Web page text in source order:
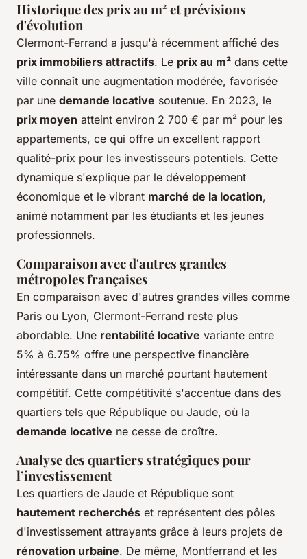
Historique des prix au m² et prévisions
d'évolution
Clermont-Ferrand a jusqu'à récemment affiché des
prix immobiliers attractifs. Le prix au m² dans cette
ville connaît une augmentation modérée, favorisée
par une demande locative soutenue. En 2023, le
prix moyen atteint environ 2 700 € par m² pour les
appartements, ce qui offre un excellent rapport
qualité-prix pour les investisseurs potentiels. Cette
dynamique s'explique par le développement
économique et le vibrant marché de la location,
animé notamment par les étudiants et les jeunes
professionnels.
Comparaison avec d'autres grandes
métropoles françaises
En comparaison avec d'autres grandes villes comme
Paris ou Lyon, Clermont-Ferrand reste plus
abordable. Une rentabilité locative variante entre
5% à 6.75% offre une perspective financière
intéressante dans un marché pourtant hautement
compétitif. Cette compétitivité s'accentue dans des
quartiers tels que République ou Jaude, où la
demande locative ne cesse de croître.
Analyse des quartiers stratégiques pour
l’investissement
Les quartiers de Jaude et République sont
hautement recherchés et représentent des pôles
d'investissement attrayants grâce à leurs projets de
rénovation urbaine. De même, Montferrand et les